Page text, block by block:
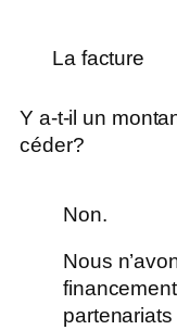
La facture
Y a-t-il un
céder?
Non.
Nous